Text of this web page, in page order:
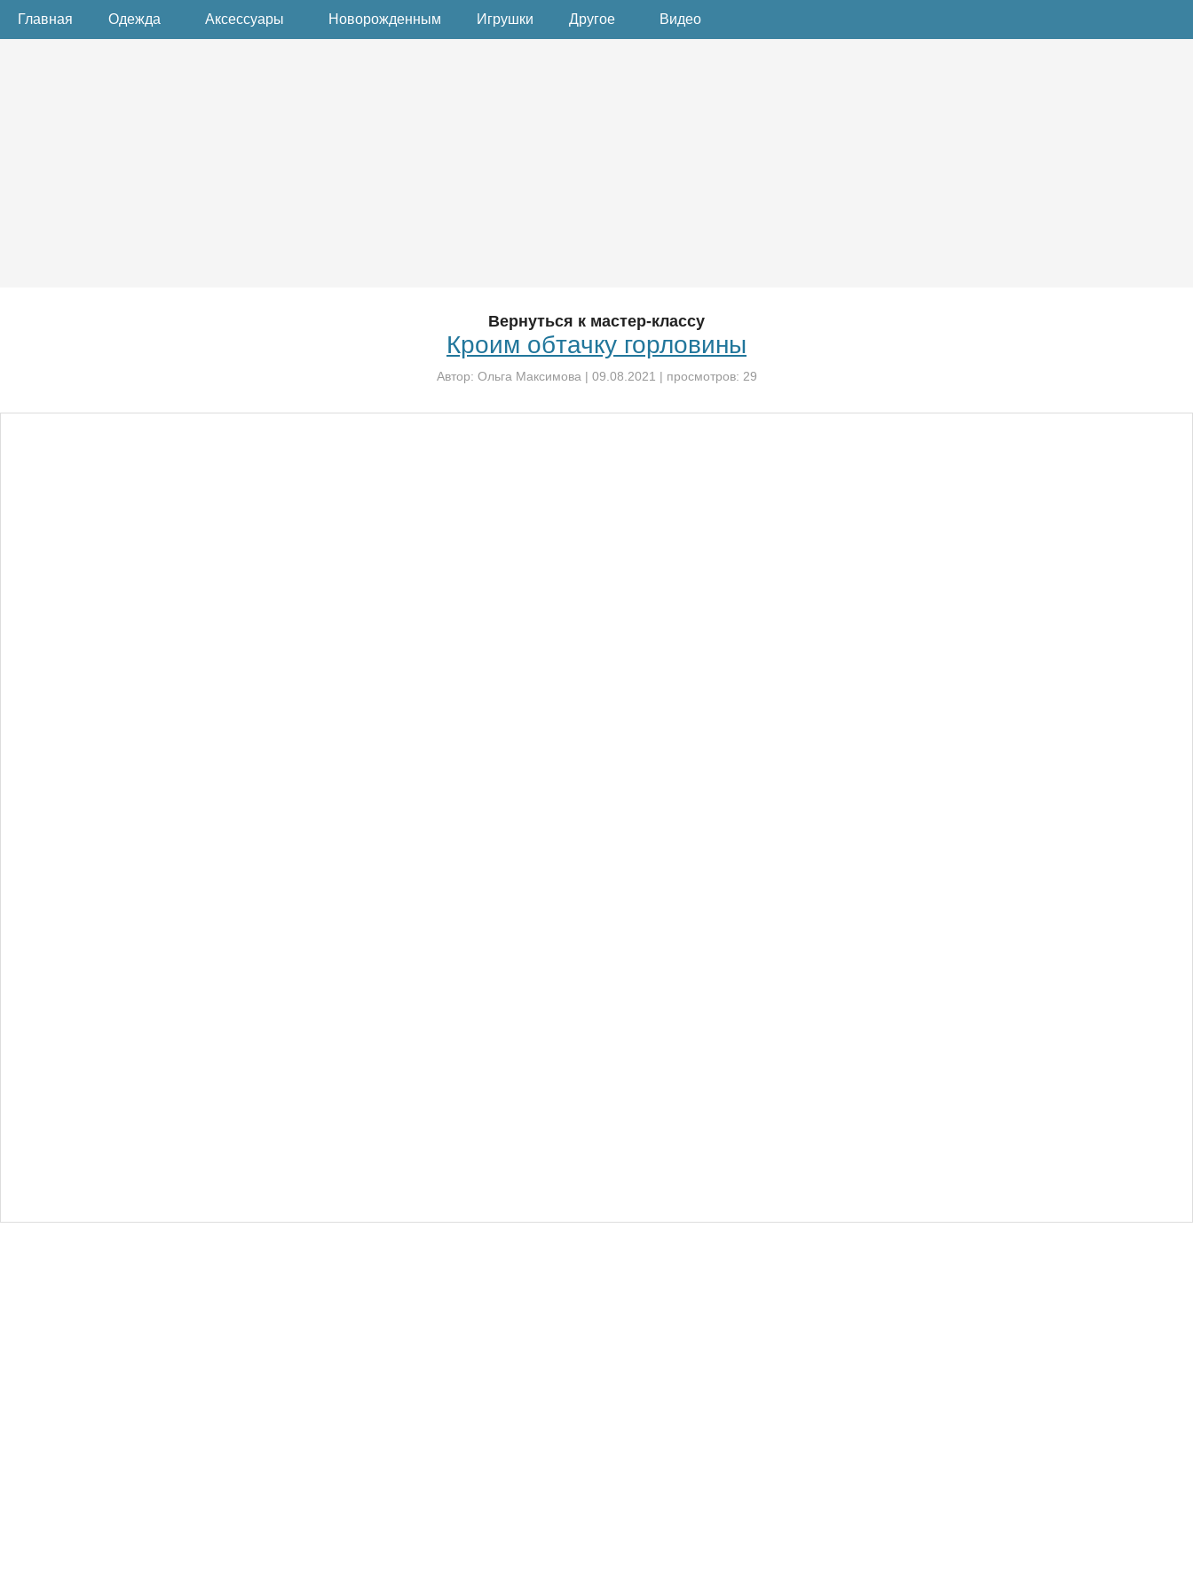
Главная Одежда Аксессуары Новорожденным Игрушки Другое Видео
Вернуться к мастер-классу
Кроим обтачку горловины
Автор: Ольга Максимова | 09.08.2021 | просмотров: 29